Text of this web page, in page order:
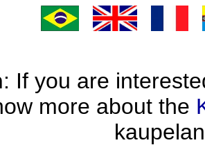
: If you are
more about the